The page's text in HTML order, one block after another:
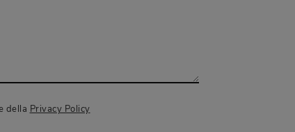
della Privacy Policy